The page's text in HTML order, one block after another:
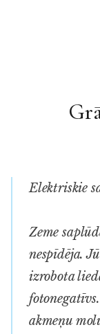
Elektriskie
Zeme
nespīdēja.
izrobota
akmeņu